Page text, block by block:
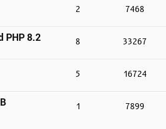
2 7468
PHP 8.2 8 33267
5 16724
1 7899